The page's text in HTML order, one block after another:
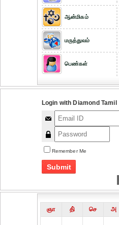
ஆன்மிகம்
மருத்துவம்
பெண்கள்
Login with Diamond Tamil
Remember Me
ஞா தி் செ அ